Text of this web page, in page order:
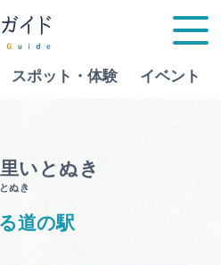
スポット・体験 イベント
いとぬき
ぬき
道の駅